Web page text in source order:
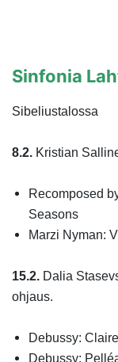
Sinfonia
Sibeliustalossa
8.2. Kristian
Recomposed
Seasons
Marzi Nyman:
15.2. Dalia
ohjaus.
Debussy:
Debussy: